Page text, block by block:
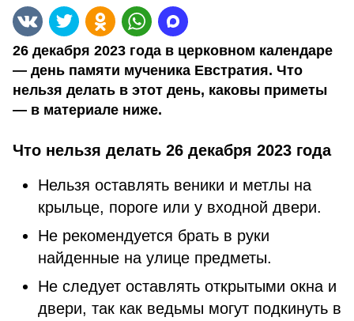
26 декабря 2023 года в церковном календаре
— день памяти мученика Евстратия. Что
нельзя делать в этот день, каковы приметы
— в материале ниже.
Что нельзя делать 26 декабря 2023 года
Нельзя оставлять веники и метлы на
крыльце, пороге или у входной двери.
Не рекомендуется брать в руки
найденные на улице предметы.
Не следует оставлять открытыми окна и
двери, так как ведьмы могут подкинуть в